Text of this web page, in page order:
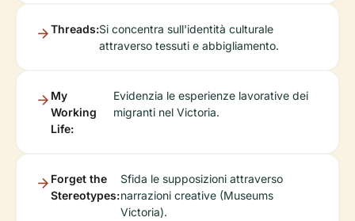
Threads:Si concentra sull'identità culturale
attraverso tessuti e abbigliamento.
My
Working
Life:
Evidenzia le esperienze lavorative dei
migranti nel Victoria.
Forget the
Stereotypes:
Sfida le supposizioni attraverso
narrazioni creative (Museums
Victoria).